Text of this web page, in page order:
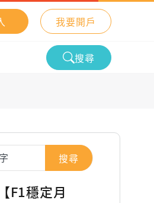
我要開戶
搜尋
搜尋
F1穩定月